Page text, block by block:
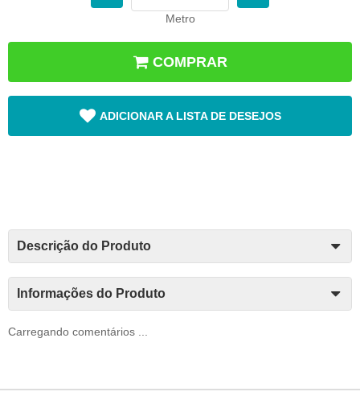
Metro
COMPRAR
ADICIONAR A LISTA DE DESEJOS
Descrição do Produto
Informações do Produto
Carregando comentários ...